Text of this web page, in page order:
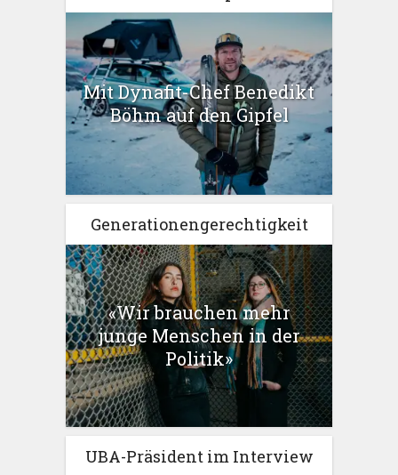
Mit Dynafit-Chef Benedikt
Böhm auf den Gipfel
Generationengerechtigkeit
«Wir brauchen mehr
junge Menschen in der
Politik»
UBA-Präsident im Interview